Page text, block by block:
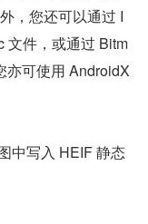
，您还可以通过 I
文件，或通过 Bitm
亦可使用 AndroidX
中写入 HEIF 静态